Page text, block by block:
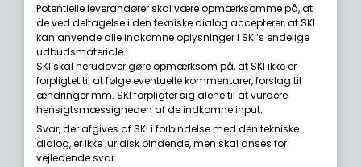
Potentielle leverandører skal være opmærksomme på, at
de ved deltagelse i den tekniske dialog accepterer, at SKI
kan anvende alle indkomne oplysninger i SKI’s endelige
udbudsmateriale.
SKI skal herudover gøre opmærksom på, at SKI ikke er
forpligtet til at følge eventuelle kommentarer, forslag til
ændringer mm. SKI forpligter sig alene til at vurdere
hensigtsmæssigheden af de indkomne input.
Svar, der afgives af SKI i forbindelse med den tekniske
dialog, er ikke juridisk bindende, men skal anses for
vejledende svar.